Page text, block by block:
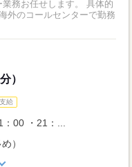
任せします。 具体的
外のコールセンターで勤務
）
給
00 ・21：...
）